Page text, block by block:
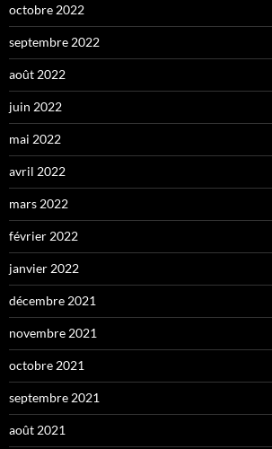
octobre 2022
septembre 2022
août 2022
juin 2022
mai 2022
avril 2022
mars 2022
février 2022
janvier 2022
décembre 2021
novembre 2021
octobre 2021
septembre 2021
août 2021